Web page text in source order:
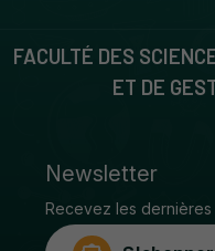
FACULTÉ DES
ET DE
Newsletter
Recevez les